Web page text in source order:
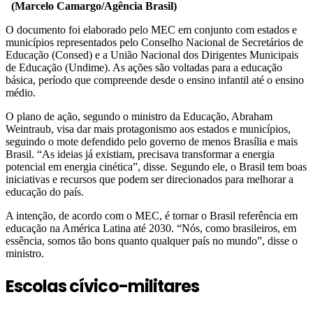
(Marcelo Camargo/Agência Brasil)
O documento foi elaborado pelo MEC em conjunto com estados e
municípios representados pelo Conselho Nacional de Secretários de
Educação (Consed) e a União Nacional dos Dirigentes Municipais
de Educação (Undime). As ações são voltadas para a educação
básica, período que compreende desde o ensino infantil até o ensino
médio.
O plano de ação, segundo o ministro da Educação, Abraham
Weintraub, visa dar mais protagonismo aos estados e municípios,
seguindo o mote defendido pelo governo de menos Brasília e mais
Brasil. “As ideias já existiam, precisava transformar a energia
potencial em energia cinética”, disse. Segundo ele, o Brasil tem boas
iniciativas e recursos que podem ser direcionados para melhorar a
educação do país.
A intenção, de acordo com o MEC, é tornar o Brasil referência em
educação na América Latina até 2030. “Nós, como brasileiros, em
essência, somos tão bons quanto qualquer país no mundo”, disse o
ministro.
Escolas cívico-militares